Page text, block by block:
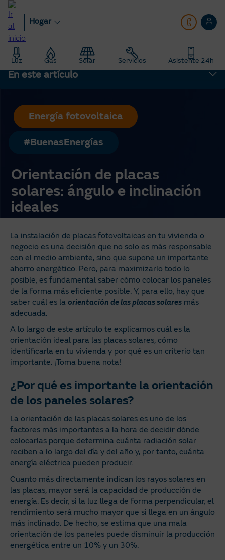
Pasar
contenido
principal
Hogar
Luz Gas Solar Servicios Asistente 24h
Hogar Blog
Energía Fotovoltaica: Consejos sobre solar
Orientación de placas solares: ángulo e inclinación ideales
Energía fotovoltaica
#BuenasEnergías
Orientación de placas
solares: ángulo e inclinación
ideales
En este artículo
La instalación de placas fotovoltaicas en tu vivienda o
negocio es una decisión que no solo es más responsable
con el medio ambiente, sino que supone un importante
ahorro energético. Pero, para maximizarlo todo lo
posible, es fundamental saber cómo colocar los paneles
de la forma más eficiente posible. Y, para ello, hay que
saber cuál es la orientación de las placas solares más
adecuada.
A lo largo de este artículo te explicamos cuál es la
orientación ideal para las placas solares, cómo
identificarla en tu vivienda y por qué es un criterio tan
importante. ¡Toma buena nota!
¿Por qué es importante la orientación
de los paneles solares?
La orientación de las placas solares es uno de los
factores más importantes a la hora de decidir dónde
colocarlas porque determina cuánta radiación solar
reciben a lo largo del día y del año y, por tanto, cuánta
energía eléctrica pueden producir.
Cuanto más directamente indican los rayos solares en
las placas, mayor será la capacidad de producción de
energía. Es decir, si la luz llega de forma perpendicular, el
rendimiento será mucho mayor que si llega en un ángulo
más inclinado. De hecho, se estima que una mala
orientación de los paneles puede disminuir la producción
energética entre un 10% y un 30%.